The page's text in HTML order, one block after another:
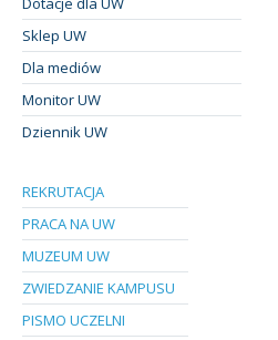
Sklep UW
Dla mediów
Monitor UW
Dziennik UW
REKRUTACJA
PRACA NA UW
MUZEUM UW
ZWIEDZANIE KAMPUSU
PISMO UCZELNI